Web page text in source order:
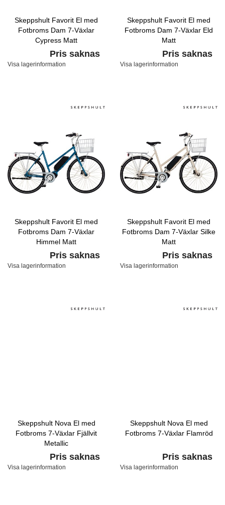
Skeppshult Favorit El med
Fotbroms Dam 7-Växlar
Cypress Matt
Pris saknas
Visa lagerinformation
Skeppshult Favorit El med
Fotbroms Dam 7-Växlar Eld
Matt
Pris saknas
Visa lagerinformation
Skeppshult Favorit El med
Fotbroms Dam 7-Växlar
Himmel Matt
Pris saknas
Visa lagerinformation
Skeppshult Favorit El med
Fotbroms Dam 7-Växlar Silke
Matt
Pris saknas
Visa lagerinformation
Skeppshult Nova El med
Fotbroms 7-Växlar Fjällvit
Metallic
Pris saknas
Visa lagerinformation
Skeppshult Nova El med
Fotbroms 7-Växlar Flamröd
Pris saknas
Visa lagerinformation